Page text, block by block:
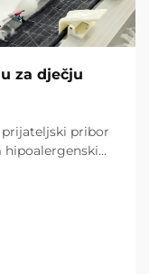
za dječju
prijateljski pribor
sna –